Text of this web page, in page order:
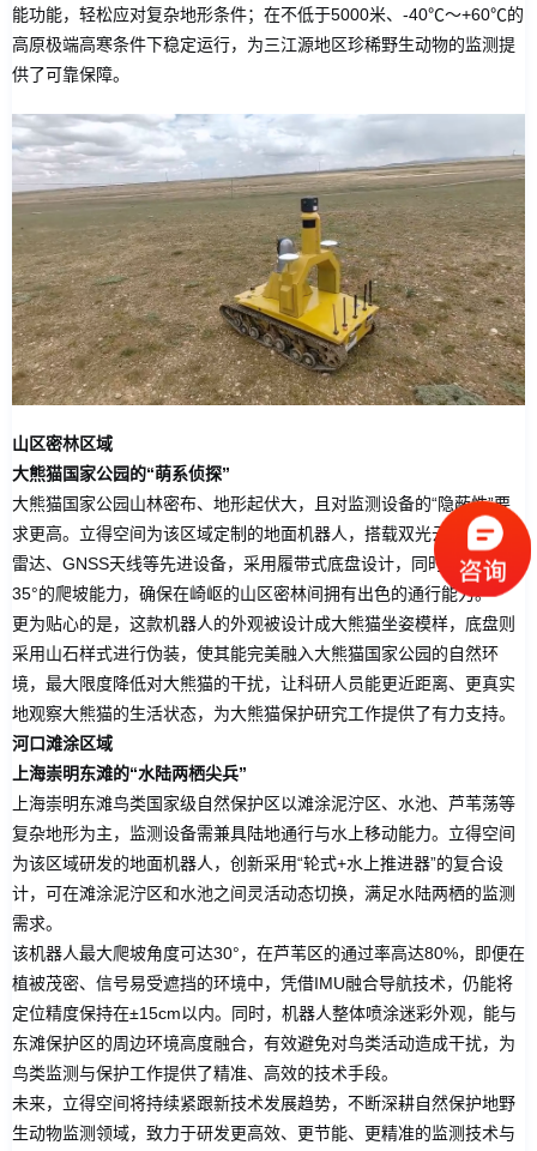
能功能，轻松应对复杂地形条件；在不低于5000米、-40℃～+60℃的
高原极端高寒条件下稳定运行，为三江源地区珍稀野生动物的监测提
供了可靠保障。
山区密林区域
大熊猫国家公园的“萌系侦探”
大熊猫国家公园山林密布、地形起伏大，且对监测设备的“隐蔽性”要
求更高。立得空间为该区域定制的地面机器人，搭载双光云台、激光
雷达、GNSS天线等先进设备，采用履带式底盘设计，同时具备具备
35°的爬坡能力，确保在崎岖的山区密林间拥有出色的通行能力。
更为贴心的是，这款机器人的外观被设计成大熊猫坐姿模样，底盘则
采用山石样式进行伪装，使其能完美融入大熊猫国家公园的自然环
境，最大限度降低对大熊猫的干扰，让科研人员能更近距离、更真实
地观察大熊猫的生活状态，为大熊猫保护研究工作提供了有力支持。
河口滩涂区域
上海崇明东滩的“水陆两栖尖兵”
上海崇明东滩鸟类国家级自然保护区以滩涂泥泞区、水池、芦苇荡等
复杂地形为主，监测设备需兼具陆地通行与水上移动能力。立得空间
为该区域研发的地面机器人，创新采用“轮式+水上推进器”的复合设
计，可在滩涂泥泞区和水池之间灵活动态切换，满足水陆两栖的监测
需求。
该机器人最大爬坡角度可达30°，在芦苇区的通过率高达80%，即便在
植被茂密、信号易受遮挡的环境中，凭借IMU融合导航技术，仍能将
定位精度保持在±15cm以内。同时，机器人整体喷涂迷彩外观，能与
东滩保护区的周边环境高度融合，有效避免对鸟类活动造成干扰，为
鸟类监测与保护工作提供了精准、高效的技术手段。
未来，立得空间将持续紧跟新技术发展趋势，不断深耕自然保护地野
生动物监测领域，致力于研发更高效、更节能、更精准的监测技术与